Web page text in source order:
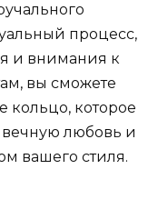
процесс,
и внимания к
вы сможете
кольцо, которое
любовь и
вашего стиля.